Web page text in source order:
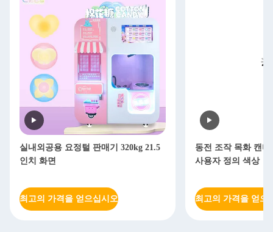
실내외공용 요정털 판매기 320kg 21.5
인치 화면
최고의 가격을 얻으십시오
동전 조작 목화 캔
사용자 정의 색상
최고의 가격을 얻으